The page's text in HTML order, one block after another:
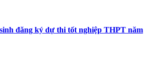
đăng ký dự thi tốt nghiệp THPT năm